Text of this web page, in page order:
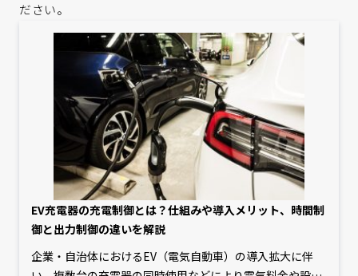
ださい。
EV充電器の充電制御とは？仕組みや導入メリット、時間制
御と出力制御の違いを解説
企業・自治体におけるEV（電気自動車）の導入拡大に伴